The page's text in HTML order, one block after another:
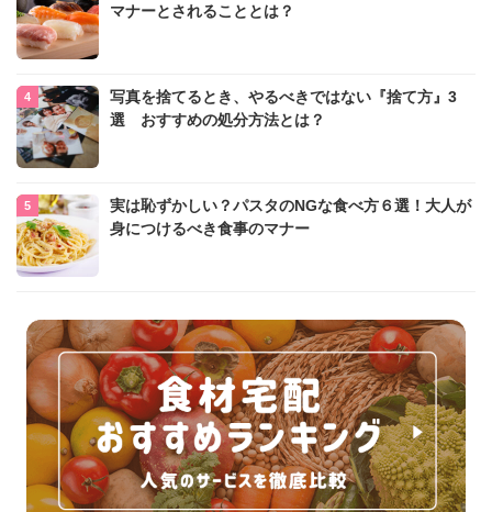
マナーとされることとは？
写真を捨てるとき、やるべきではない『捨て方』3
選 おすすめの処分方法とは？
実は恥ずかしい？パスタのNGな食べ方６選！大人が
身につけるべき食事のマナー